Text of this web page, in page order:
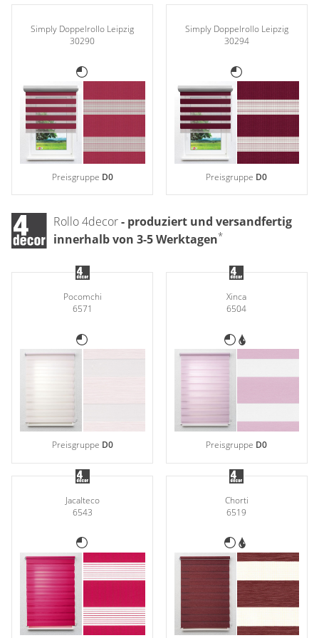
Panneaux
Simply Doppelrollo Leipzig
30290
Preisgruppe D0
Simply Doppelrollo Leipzig
30294
Preisgruppe D0
Rollo 4decor- produziert und versandfertig
innerhalb von 3-5 Werktagen*
Pocomchi
6571
Preisgruppe D0
Xinca
6504
Preisgruppe D0
Jacalteco
6543
Chorti
6519